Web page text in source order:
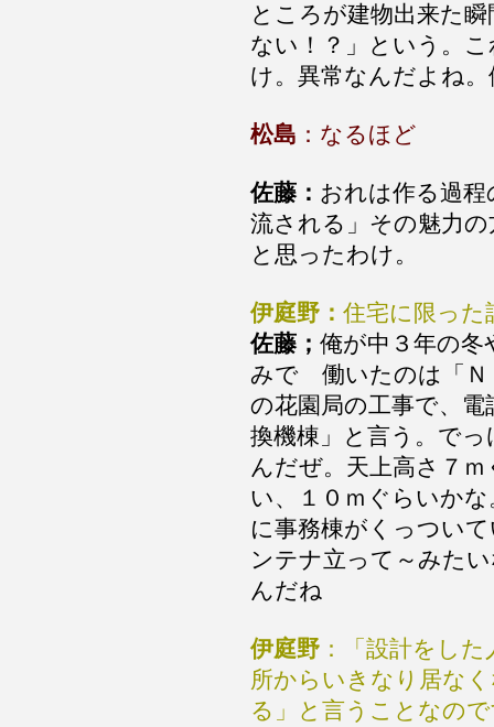
ところが建物出来た
ない！？」という。
け。異常なんだよね
松島 ：なるほど
佐藤： おれは作る過程
流される」その魅力
と思ったわけ。
伊庭野： 住宅に限った
佐藤； 俺が中３年の冬
みで 働いたのは「Ｎ
の花園局の工事で、電
換機棟」と言う。でっ
んだぜ。天上高さ７ｍ
い、１０ｍぐらいかな
に事務棟がくっつい
ンテナ立って～みた
んだね
伊庭野 ：「設計をし
所からいきなり居な
る」と言うことなの